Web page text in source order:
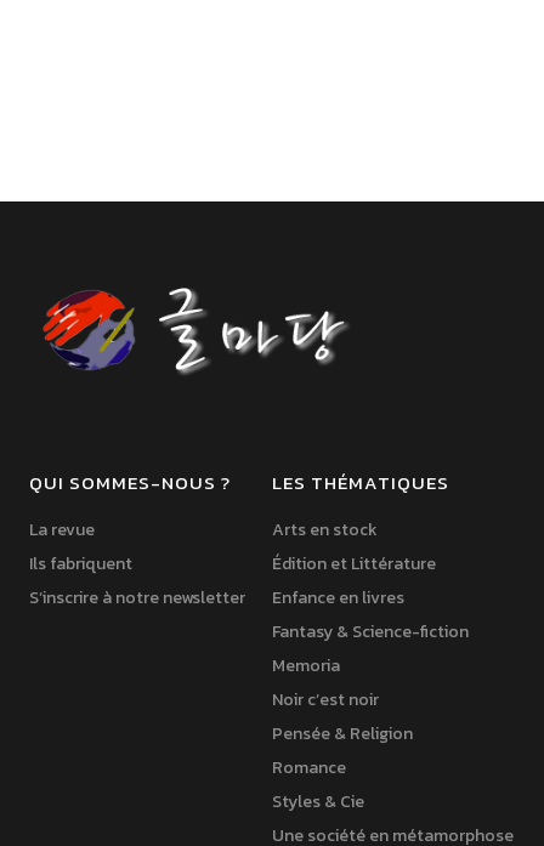
QUI SOMMES-NOUS ?
La revue
Ils fabriquent
S’inscrire à notre newsletter
LES THÉMATIQUES
Arts en stock
Édition et Littérature
Enfance en livres
Fantasy & Science-fiction
Memoria
Noir c’est noir
Pensée & Religion
Romance
Styles & Cie
Une société en métamorphose